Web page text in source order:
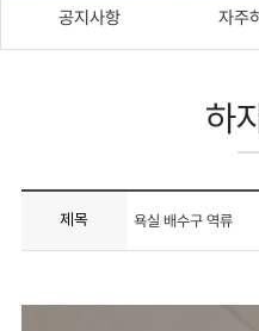
공지사항 자주
하
제목 욕실 배수구 역류